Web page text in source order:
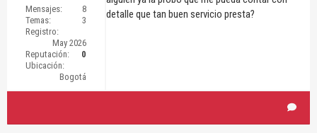
Mensajes:
8
Temas:
3
Registro:
May 2026
Reputación:
0
Ubicación:
Bogotá
detalle que tan buen servicio presta?